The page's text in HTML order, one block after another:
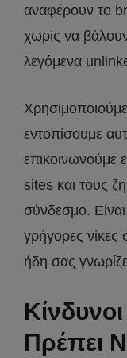
αναφέρουν το
χωρίς να
λεγόμενα
Χρησιμοποιούμε
εντοπίσουμε
επικοινωνούμε
sites και τους
σύνδεσμο.
γρήγορες
ήδη σας
Πρέπει